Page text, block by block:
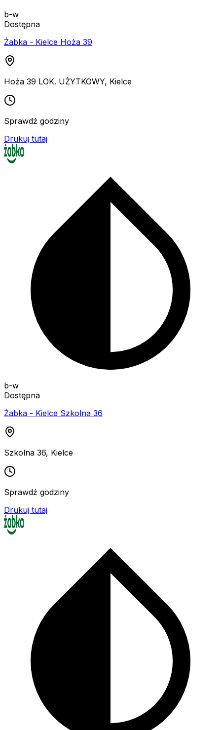
b-w
Dostępna
Żabka - Kielce Hoża 39
Hoża 39 LOK. UŻYTKOWY, Kielce
Sprawdź godziny
Drukuj tutaj
b-w
Dostępna
Żabka - Kielce Szkolna 36
Szkolna 36, Kielce
Sprawdź godziny
Drukuj tutaj